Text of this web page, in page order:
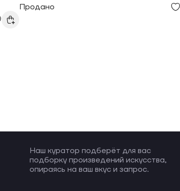
Продано
Наш куратор подберёт для вас
подборку произведений искусства,
опираясь на ваш вкус и запрос.